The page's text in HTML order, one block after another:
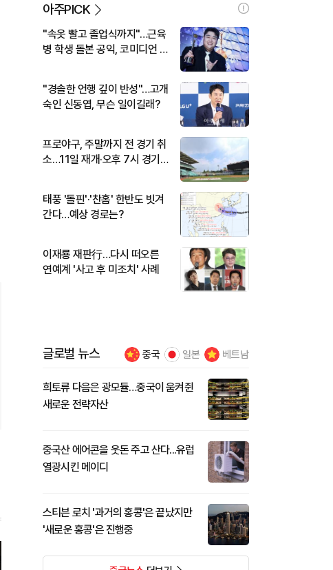
아주PICK
"속옷 빨고 졸업식까지"…근육
병 학생 돌본 공익, 코미디언 김
"경솔한 언행 깊이 반성"…고개
숙인 신동엽, 무슨 일이길래?
프로야구, 주말까지 전 경기 취
소…11일 재개·오후 7시 경기
태풍 '돌핀'·'찬홈' 한반도 빗겨
간다…예상 경로는?
이재룡 재판行…다시 떠오른
연예계 '사고 후 미조치' 사례
글로벌 뉴스 중국 일본 베트남
희토류 다음은 광모듈…중국이 움켜쥔
새로운 전략자산
중국산 에어콘을 웃돈 주고 산다...유럽
열광시킨 메이디
스티븐 로치 '과거의 홍콩'은 끝났지만
'새로운 홍콩'은 진행중